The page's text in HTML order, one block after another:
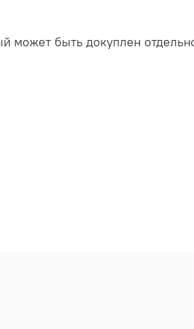
может быть докуплен